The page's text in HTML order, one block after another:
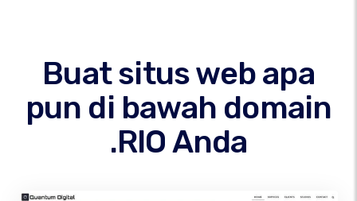
Buat situs web apa
pun di bawah domain
.RIO Anda